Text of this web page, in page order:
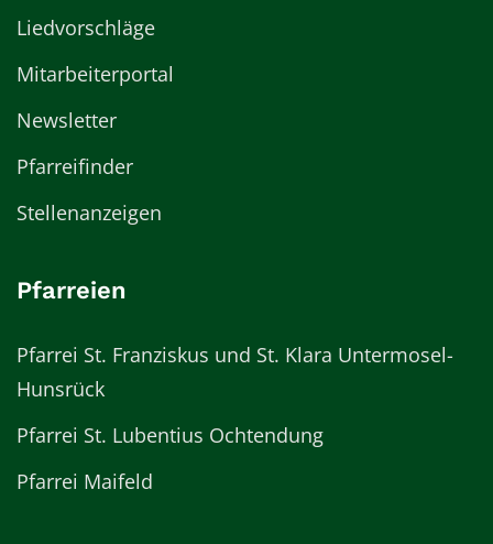
Liedvorschläge
Mitarbeiterportal
Newsletter
Pfarreifinder
Stellenanzeigen
Pfarreien
Pfarrei St. Franziskus und St. Klara Untermosel-
Hunsrück
Pfarrei St. Lubentius Ochtendung
Pfarrei Maifeld